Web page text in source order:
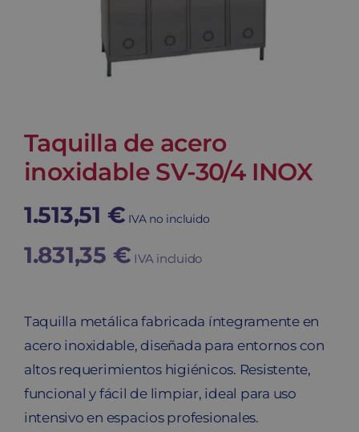
Taquilla de acero
inoxidable SV-30/4 INOX
1.513,51 € IVA no incluido
1.831,35 € IVA incluido
Taquilla metálica fabricada íntegramente en
acero inoxidable, diseñada para entornos con
altos requerimientos higiénicos. Resistente,
funcional y fácil de limpiar, ideal para uso
intensivo en espacios profesionales.